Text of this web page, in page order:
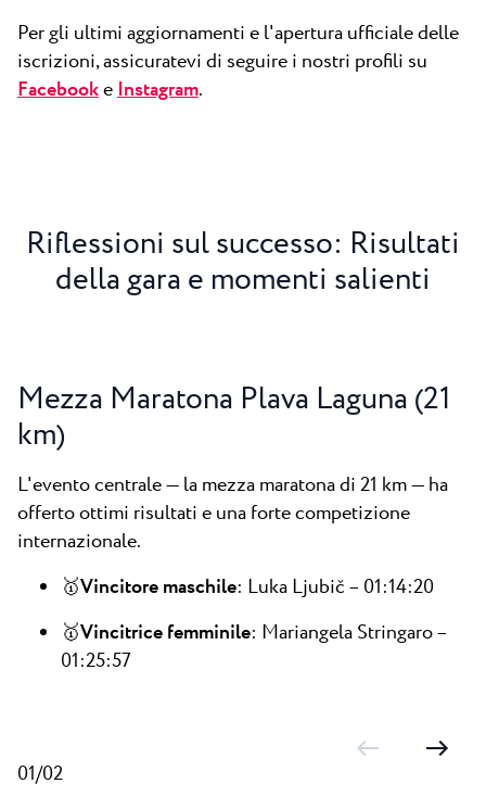
Per gli ultimi aggiornamenti e l'apertura ufficiale delle
iscrizioni, assicuratevi di seguire i nostri profili su
FacebookeInstagram.
Riflessioni sul successo: Risultati
della gara e momenti salienti
01/02
Mezza Maratona Plava Laguna (21
km)
L'evento centrale — la mezza maratona di 21 km — ha
offerto ottimi risultati e una forte competizione
internazionale.
🥇Vincitore maschile: Luka Ljubič – 01:14:20
🥇Vincitrice femminile: Mariangela Stringaro –
01:25:57